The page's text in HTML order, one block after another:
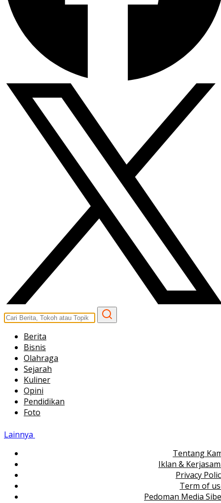
Berita
Bisnis
Olahraga
Sejarah
Kuliner
Opini
Pendidikan
Foto
Lainnya
Tentang
Iklan &
Privacy
Term of
Pedoman Media